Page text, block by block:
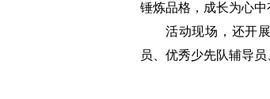
锤炼品格，成长为心中
活动现场，还开
员、优秀少先队辅导